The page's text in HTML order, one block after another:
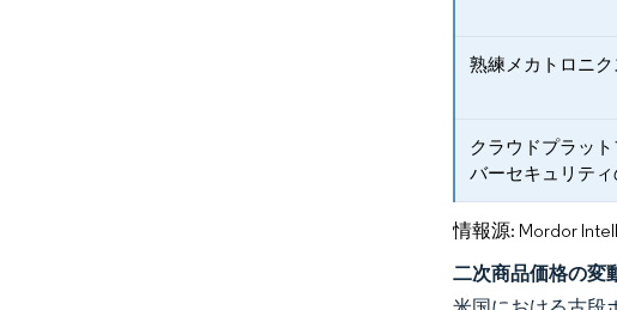
熟練メカトロニ
クラウドプラッ
バーセキュリテ
情報源: Mordor
二次商品価格の変